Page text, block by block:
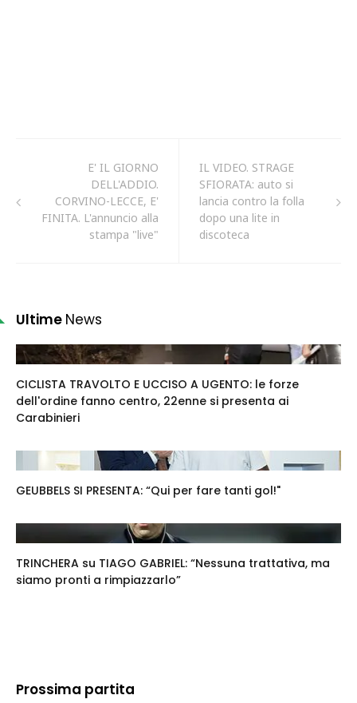
E' IL GIORNO
DELL'ADDIO.
CORVINO-LECCE, E'
FINITA. L'annuncio alla
stampa "live"
IL VIDEO. STRAGE
SFIORATA: auto si
lancia contro la folla
dopo una lite in
discoteca
Ultime News
CICLISTA TRAVOLTO E UCCISO A UGENTO: le forze
dell'ordine fanno centro, 22enne si presenta ai
Carabinieri
GEUBBELS SI PRESENTA: “Qui per fare tanti gol!"
TRINCHERA su TIAGO GABRIEL: “Nessuna trattativa, ma
siamo pronti a rimpiazzarlo”
Prossima partita